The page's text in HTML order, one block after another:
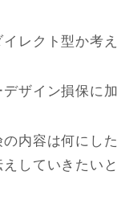
レクト型か考え
ザイン損保に加
内容は何にし
していきたいと